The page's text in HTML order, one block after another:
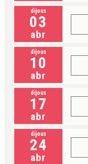
dijous
03
abr
dijous
10
abr
dijous
17
abr
dijous
24
abr